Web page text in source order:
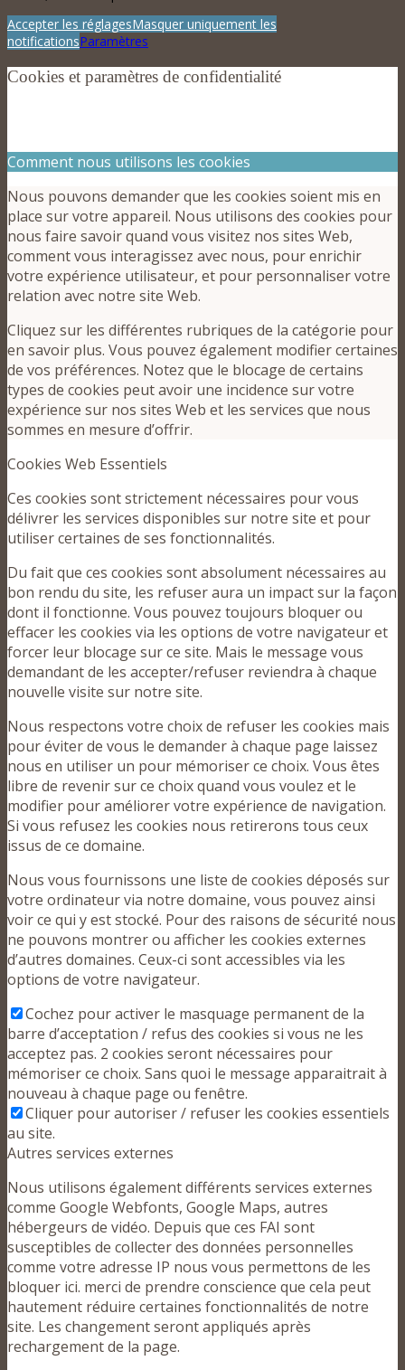
Accepter les réglagesMasquer uniquement les
notificationsParamètres
Cookies et paramètres de confidentialité
Comment nous utilisons les cookies
Nous pouvons demander que les cookies soient mis en
place sur votre appareil. Nous utilisons des cookies pour
nous faire savoir quand vous visitez nos sites Web,
comment vous interagissez avec nous, pour enrichir
votre expérience utilisateur, et pour personnaliser votre
relation avec notre site Web.
Cliquez sur les différentes rubriques de la catégorie pour
en savoir plus. Vous pouvez également modifier certaines
de vos préférences. Notez que le blocage de certains
types de cookies peut avoir une incidence sur votre
expérience sur nos sites Web et les services que nous
sommes en mesure d’offrir.
Cookies Web Essentiels
Ces cookies sont strictement nécessaires pour vous
délivrer les services disponibles sur notre site et pour
utiliser certaines de ses fonctionnalités.
Du fait que ces cookies sont absolument nécessaires au
bon rendu du site, les refuser aura un impact sur la façon
dont il fonctionne. Vous pouvez toujours bloquer ou
effacer les cookies via les options de votre navigateur et
forcer leur blocage sur ce site. Mais le message vous
demandant de les accepter/refuser reviendra à chaque
nouvelle visite sur notre site.
Nous respectons votre choix de refuser les cookies mais
pour éviter de vous le demander à chaque page laissez
nous en utiliser un pour mémoriser ce choix. Vous êtes
libre de revenir sur ce choix quand vous voulez et le
modifier pour améliorer votre expérience de navigation.
Si vous refusez les cookies nous retirerons tous ceux
issus de ce domaine.
Nous vous fournissons une liste de cookies déposés sur
votre ordinateur via notre domaine, vous pouvez ainsi
voir ce qui y est stocké. Pour des raisons de sécurité nous
ne pouvons montrer ou afficher les cookies externes
d’autres domaines. Ceux-ci sont accessibles via les
options de votre navigateur.
Cochez pour activer le masquage permanent de la
barre d’acceptation / refus des cookies si vous ne les
acceptez pas. 2 cookies seront nécessaires pour
mémoriser ce choix. Sans quoi le message apparaitrait à
nouveau à chaque page ou fenêtre.
Cliquer pour autoriser / refuser les cookies essentiels
au site.
Autres services externes
Nous utilisons également différents services externes
comme Google Webfonts, Google Maps, autres
hébergeurs de vidéo. Depuis que ces FAI sont
susceptibles de collecter des données personnelles
comme votre adresse IP nous vous permettons de les
bloquer ici. merci de prendre conscience que cela peut
hautement réduire certaines fonctionnalités de notre
site. Les changement seront appliqués après
rechargement de la page.